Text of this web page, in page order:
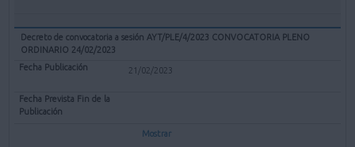
Decreto de convocatoria a sesión AYT/PLE/4/2023 CONVOCATORIA PLENO
ORDINARIO 24/02/2023
21/02/2023
Mostrar